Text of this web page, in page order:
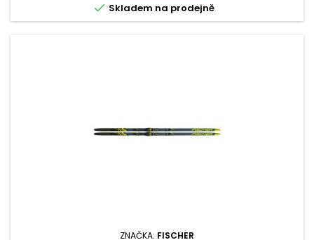
 Skladem na prodejně
ZNAČKA: FISCHER